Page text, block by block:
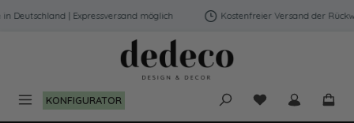
Zum Hauptinhalt springen
| Expressversand möglich Kostenfreier Versand der
KONFIGURATOR Du hast 0